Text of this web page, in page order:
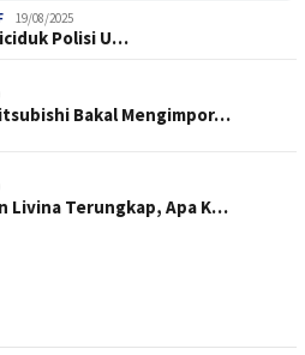
19/08/2025
Polisi U…
Bakal Mengimpor…
Livina Terungkap, Apa K…